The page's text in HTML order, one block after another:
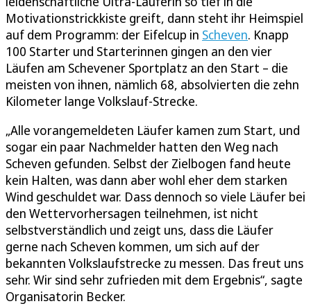
Motivationstrickkiste greift, dann steht ihr Heimspiel
auf dem Programm: der Eifelcup in Scheven. Knapp
100 Starter und Starterinnen gingen an den vier
Läufen am Schevener Sportplatz an den Start – die
meisten von ihnen, nämlich 68, absolvierten die zehn
Kilometer lange Volkslauf-Strecke.
„Alle vorangemeldeten Läufer kamen zum Start, und
sogar ein paar Nachmelder hatten den Weg nach
Scheven gefunden. Selbst der Zielbogen fand heute
kein Halten, was dann aber wohl eher dem starken
Wind geschuldet war. Dass dennoch so viele Läufer bei
den Wettervorhersagen teilnehmen, ist nicht
selbstverständlich und zeigt uns, dass die Läufer
gerne nach Scheven kommen, um sich auf der
bekannten Volkslaufstrecke zu messen. Das freut uns
sehr. Wir sind sehr zufrieden mit dem Ergebnis“, sagte
Organisatorin Becker.